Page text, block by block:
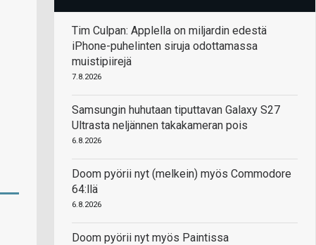
Tim Culpan: Applella on miljardin edestä
iPhone-puhelinten siruja odottamassa
muistipiirejä
7.8.2026
Samsungin huhutaan tiputtavan Galaxy S27
Ultrasta neljännen takakameran pois
6.8.2026
Doom pyörii nyt (melkein) myös Commodore
64:llä
6.8.2026
Doom pyörii nyt myös Paintissa